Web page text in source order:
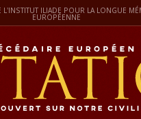
L'INSTITUT ILIADE POUR LA LONGUE
EUROPÉENNE